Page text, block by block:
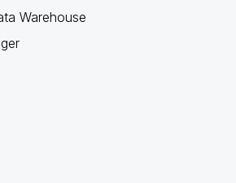
Warehouse